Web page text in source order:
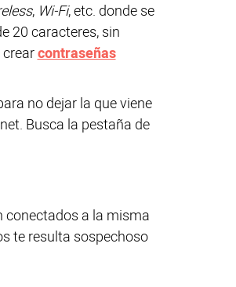
, Wi-Fi, etc. donde se
20 caracteres, sin
crearcontraseñas
no dejar la que viene
Busca la pestaña de
a la misma
te resulta sospechoso